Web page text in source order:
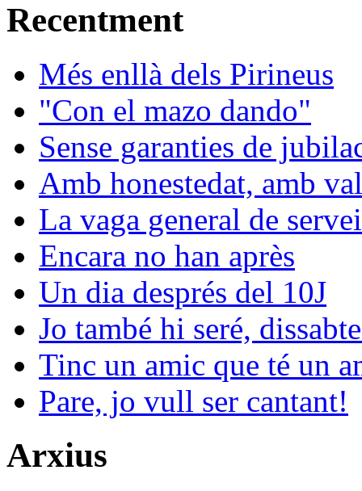
Recentment
Més enllà dels Pirineus
"Con el mazo dando"
Sense garanties de
Amb honestedat, amb
La vaga general de
Encara no han après
Un dia després del 10J
Jo també hi seré,
Tinc un amic que té un
Pare, jo vull ser cantant!
Arxius